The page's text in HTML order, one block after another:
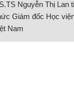
Nguyễn Thị Lan
Giám đốc Học
Nam